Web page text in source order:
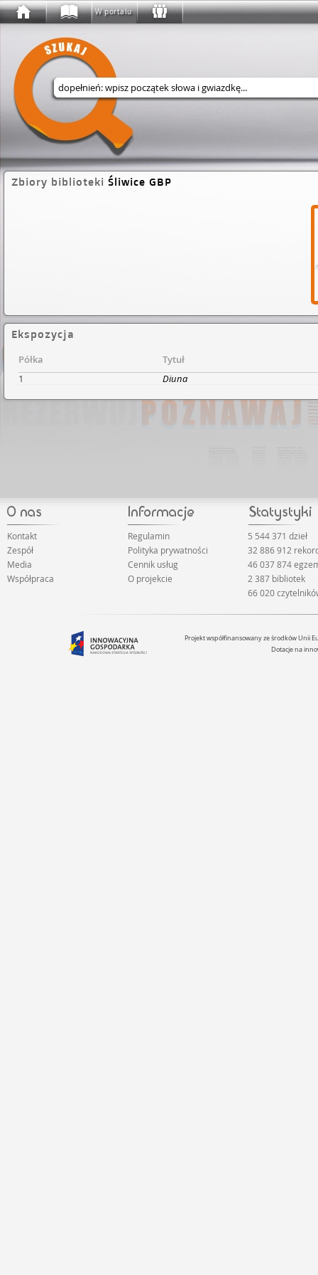
W portalu
Wyszukaj w serwisie
Zbiory biblioteki Śliwice GBP
Ekspozycja
Półka
Tytuł
1
Diuna
Kontakt
Zespół
Media
Współpraca
Regulamin
Polityka prywatności
Cennik usług
O projekcie
5 544 371 dzieł
32 886 912
46 037 874
2 387 bibliotek
66 020
Projekt współfinansowany ze środków Unii
Dotacje na